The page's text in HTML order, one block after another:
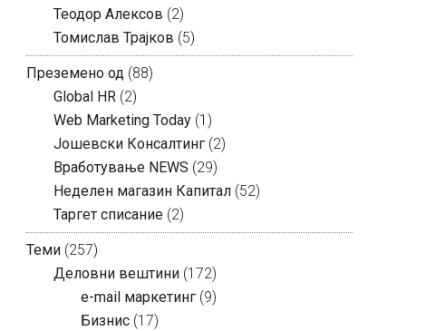
Теодор Алексов (2)
Томислав Трајков (5)
Преземено од (88)
Global HR (2)
Web Marketing Today (1)
Јошевски Консалтинг (2)
Вработување NEWS (29)
Неделен магазин Капитал (52)
Таргет списание (2)
Теми (257)
Деловни вештини (172)
e-mail маркетинг (9)
Бизнис (17)